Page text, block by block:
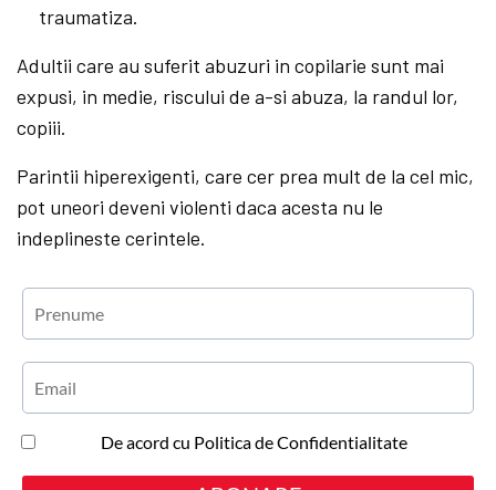
traumatiza.
Adultii care au suferit abuzuri in copilarie sunt mai
expusi, in medie, riscului de a-si abuza, la randul lor,
copiii.
Parintii hiperexigenti, care cer prea mult de la cel mic,
pot uneori deveni violenti daca acesta nu le
indeplineste cerintele.